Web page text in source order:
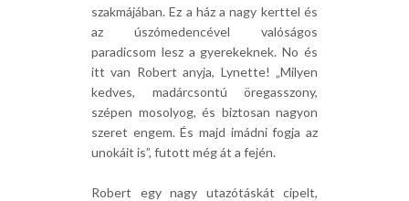
szakmájában. Ez a ház a nagy kerttel és
az úszómedencével valóságos
paradicsom lesz a gyerekeknek. No és
itt van Robert anyja, Lynette! „Milyen
kedves, madárcsontú öregasszony,
szépen mosolyog, és biztosan nagyon
szeret engem. És majd imádni fogja az
unokáit is”, futott még át a fején.
Robert egy nagy utazótáskát cipelt,